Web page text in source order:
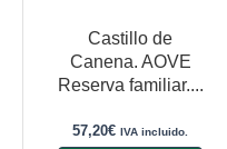
Castillo de
Canena. AOVE
Reserva familiar....
57,20€ IVA incluido.